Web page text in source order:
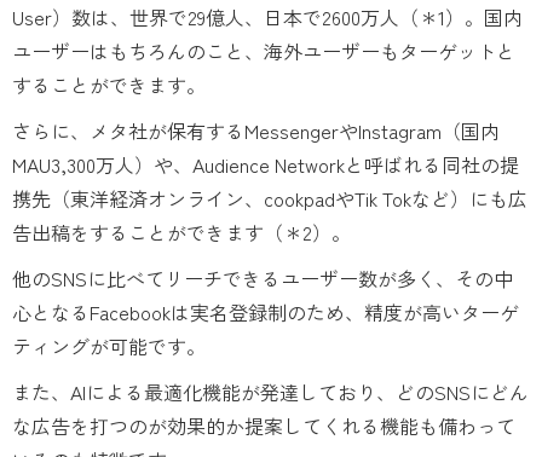
User）数は、世界で29億人、日本で2600万人（＊1）。国内
ユーザーはもちろんのこと、海外ユーザーもターゲットと
することができます。
さらに、メタ社が保有するMessengerやInstagram（国内
MAU3,300万人）や、Audience Networkと呼ばれる同社の提
携先（東洋経済オンライン、cookpadやTik Tokなど）にも広
告出稿をすることができます（＊2）。
他のSNSに比べてリーチできるユーザー数が多く、その中
心となるFacebookは実名登録制のため、精度が高いターゲ
ティングが可能です。
また、AIによる最適化機能が発達しており、どのSNSにどん
な広告を打つのが効果的か提案してくれる機能も備わって